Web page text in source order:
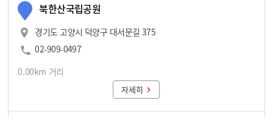
북한산국립공원
경기도 고양시 덕양구 대서문길 375
02-909-0497
0.00km 거리
자세히